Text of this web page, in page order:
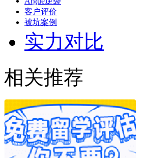
客户评价
被坑案例
实力对比
相关推荐